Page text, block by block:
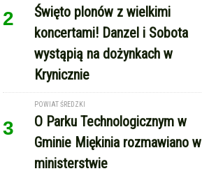
2
Święto plonów z wielkimi
koncertami! Danzel i Sobota
wystąpią na dożynkach w
Krynicznie
3
POWIAT ŚREDZKI
O Parku Technologicznym w
Gminie Miękinia rozmawiano w
ministerstwie